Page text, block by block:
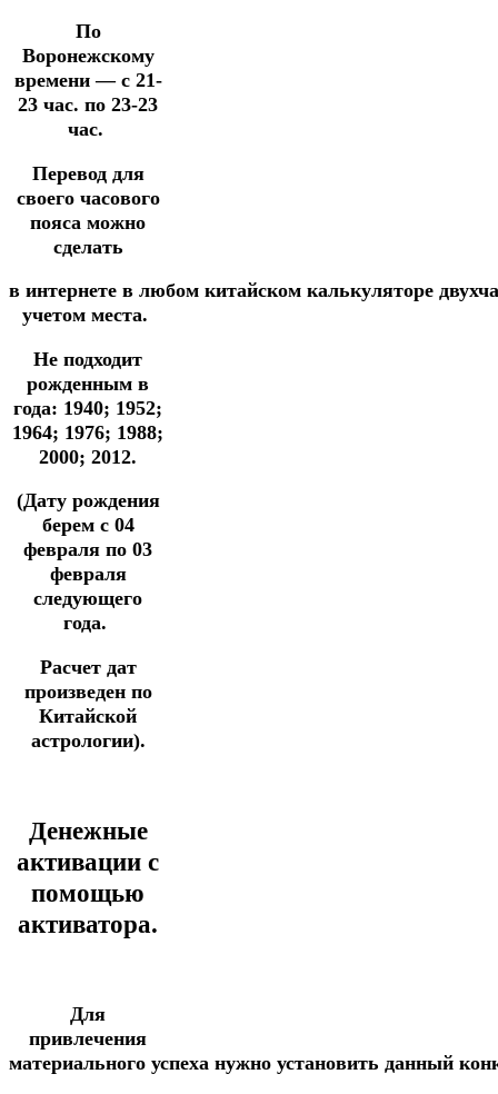
По
Воронежскому
времени — с 21-
23 час. по 23-23
час.
Перевод для
своего часового
пояса можно
сделать
в интернете в любом китайском калькуляторе
учетом места.
Не подходит
рожденным в
года: 1940; 1952;
1964; 1976; 1988;
2000; 2012.
(Дату рождения
берем с 04
февраля по 03
февраля
следующего
года.
Расчет дат
произведен по
Китайской
астрологии).
Денежные
активации с
помощью
активатора.
Для
привлечения
материального успеха нужно установить данный